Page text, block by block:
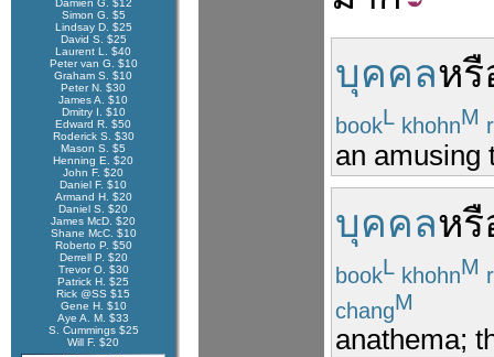
Damien G. $12
Simon G. $5
Lindsay D. $25
David S. $25
Laurent L. $40
Peter van G. $10
Graham S. $10
Peter N. $30
James A. $10
Dmitry I. $10
Edward R. $50
Roderick S. $30
Mason S. $5
Henning E. $20
John F. $20
Daniel F. $10
Armand H. $20
Daniel S. $20
James McD. $20
Shane McC. $10
Roberto P. $50
Derrell P. $20
Trevor O. $30
Patrick H. $25
Rick @SS $15
Gene H. $10
Aye A. M. $33
S. Cummings $25
Will F. $20
บุคคลหรื
bookL khohnM
an
บุคคลหรื
bookL khohnM
changM
anathema;